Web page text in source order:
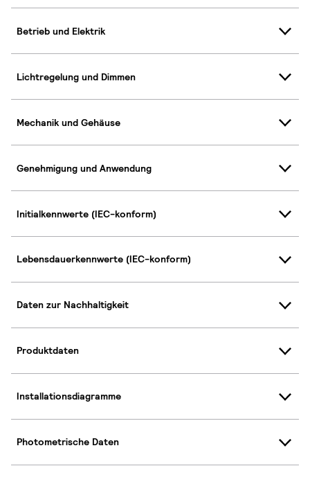
Betrieb und Elektrik
Lichtregelung und Dimmen
Mechanik und Gehäuse
Genehmigung und Anwendung
Initialkennwerte (IEC-konform)
Lebensdauerkennwerte (IEC-konform)
Daten zur Nachhaltigkeit
Produktdaten
Installationsdiagramme
Photometrische Daten